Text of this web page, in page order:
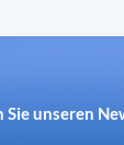
Sie unseren